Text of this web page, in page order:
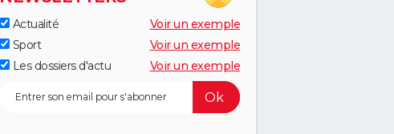
Actualité
Voir un exemple
Sport
Voir un exemple
Les dossiers d'actu
Voir un exemple